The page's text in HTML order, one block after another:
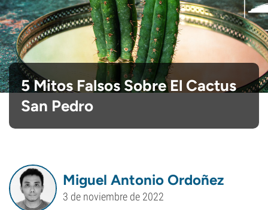
5 Mitos Falsos Sobre El Cactus
San Pedro
Miguel Antonio Ordoñez
3 de noviembre de 2022